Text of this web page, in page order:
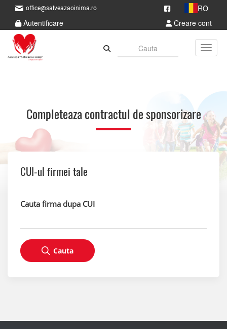
office@salveazaoinima.ro
RO
Autentificare
Creare cont
Completeaza contractul de sponsorizare
CUI-ul firmei tale
Cauta firma dupa CUI
Cauta